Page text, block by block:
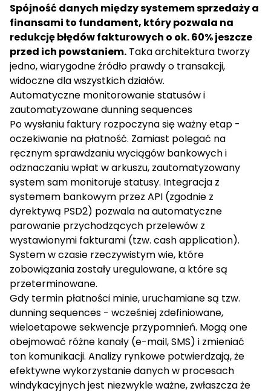
Spójność danych między systemem sprzedaży a
finansami to fundament, który pozwala na
redukcję błędów fakturowych o ok. 60%jeszcze
przed ich powstaniem. Taka architektura tworzy
jedno, wiarygodne źródło prawdy o transakcji,
widoczne dla wszystkich działów.
Automatyczne monitorowanie statusów i
zautomatyzowane dunning sequences
Po wysłaniu faktury rozpoczyna się ważny etap -
oczekiwanie na płatność. Zamiast polegać na
ręcznym sprawdzaniu wyciągów bankowych i
odznaczaniu wpłat w arkuszu, zautomatyzowany
system sam monitoruje statusy. Integracja z
systemem bankowym przez API (zgodnie z
dyrektywą PSD2) pozwala na automatyczne
parowanie przychodzących przelewów z
wystawionymi fakturami (tzw. cash application).
System w czasie rzeczywistym wie, które
zobowiązania zostały uregulowane, a które są
przeterminowane.
Gdy termin płatności minie, uruchamiane są tzw.
dunning sequences - wcześniej zdefiniowane,
wieloetapowe sekwencje przypomnień. Mogą one
obejmować różne kanały (e-mail, SMS) i zmieniać
ton komunikacji. Analizy rynkowe potwierdzają, że
efektywnewykorzystanie danych w procesach
windykacyjnych jest niezwykle ważne, zwłaszcza że